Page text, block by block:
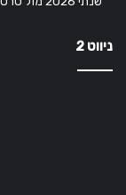
ניווט 2